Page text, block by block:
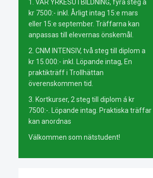
1. VÅR YRKESUTBILDNING, fyra steg á
kr 7500:- inkl. Årligt intag 15:e mars
eller 15:e september. Träffarna kan
anpassas till elevernas önskemål.
2. CNM INTENSIV, två steg till diplom a
kr 15.000:- inkl. Löpande intag, En
praktikträff i Trollhättan
överenskommen tid.
3. Kortkurser, 2 steg till diplom á kr
7500:-. Löpande intag. Praktiska träffar
kan anordnas
Välkommen som nätstudent!